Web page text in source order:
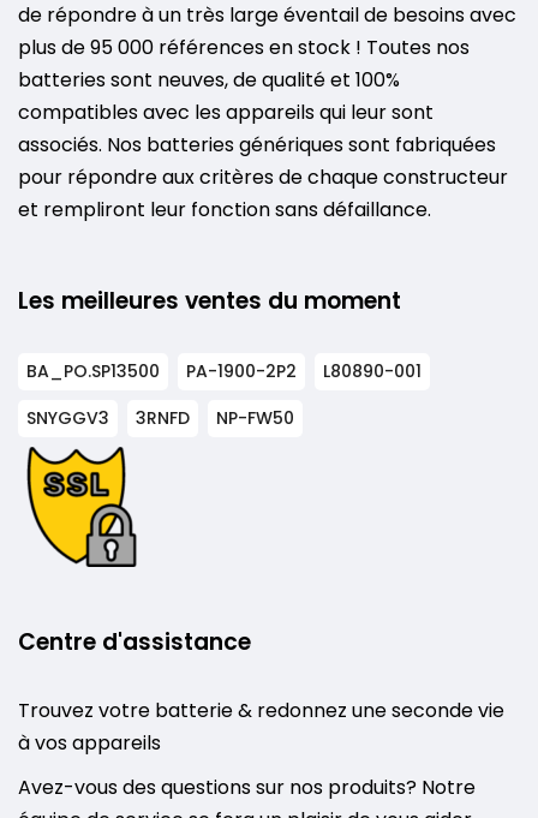
de répondre à un très large éventail de besoins avec
plus de 95 000 références en stock ! Toutes nos
batteries sont neuves, de qualité et 100%
compatibles avec les appareils qui leur sont
associés. Nos batteries génériques sont fabriquées
pour répondre aux critères de chaque constructeur
et rempliront leur fonction sans défaillance.
Les meilleures ventes du moment
BA_PO.SP13500 PA-1900-2P2
L80890-001
SNYGGV3
3RNFD NP-FW50
Centre d'assistance
Trouvez votre batterie & redonnez une seconde vie
à vos appareils
Avez-vous des questions sur nos produits? Notre